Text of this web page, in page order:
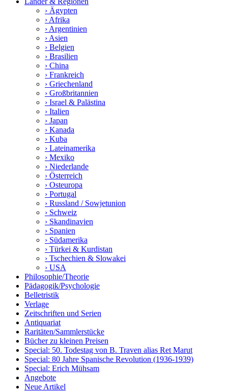
› Ägypten
› Afrika
› Argentinien
› Asien
› Belgien
› Brasilien
› China
› Frankreich
› Griechenland
› Großbritannien
› Israel & Palästina
› Italien
› Japan
› Kanada
› Kuba
› Lateinamerika
› Mexiko
› Niederlande
› Österreich
› Osteuropa
› Portugal
› Russland / Sowjetunion
› Schweiz
› Skandinavien
› Spanien
› Südamerika
› Türkei & Kurdistan
› Tschechien & Slowakei
› USA
Philosophie/Theorie
Pädagogik/Psychologie
Belletristik
Verlage
Zeitschriften und Serien
Antiquariat
Raritäten/Sammlerstücke
Bücher zu kleinen Preisen
Special: 50. Todestag von B. Traven alias Ret Marut
Special: 80 Jahre Spanische Revolution (1936-1939)
Special: Erich Mühsam
Angebote
Neue Artikel